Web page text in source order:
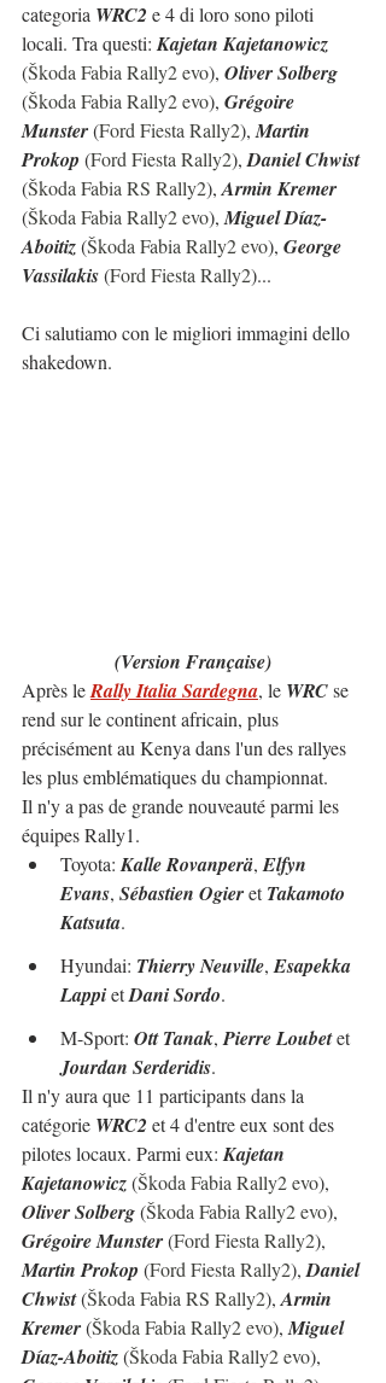
categoria WRC2 e 4 di loro sono piloti
locali. Tra questi: Kajetan Kajetanowicz
(Škoda Fabia Rally2 evo), Oliver Solberg
(Škoda Fabia Rally2 evo), Grégoire
Munster (Ford Fiesta Rally2), Martin
Prokop (Ford Fiesta Rally2), Daniel Chwist
(Škoda Fabia RS Rally2), Armin Kremer
(Škoda Fabia Rally2 evo), Miguel Díaz-
Aboitiz (Škoda Fabia Rally2 evo), George
Vassilakis (Ford Fiesta Rally2)...
Ci salutiamo con le migliori immagini dello
shakedown.
(Version Française)
Après le Rally Italia Sardegna, le WRC se
rend sur le continent africain, plus
précisément au Kenya dans l'un des rallyes
les plus emblématiques du championnat.
Il n'y a pas de grande nouveauté parmi les
équipes Rally1.
Toyota: Kalle Rovanperä, Elfyn
Evans, Sébastien Ogier et Takamoto
Katsuta.
Hyundai: Thierry Neuville, Esapekka
Lappi et Dani Sordo.
M-Sport: Ott Tanak, Pierre Loubet et
Jourdan Serderidis.
Il n'y aura que 11 participants dans la
catégorie WRC2 et 4 d'entre eux sont des
pilotes locaux. Parmi eux: Kajetan
Kajetanowicz (Škoda Fabia Rally2 evo),
Oliver Solberg (Škoda Fabia Rally2 evo),
Grégoire Munster (Ford Fiesta Rally2),
Martin Prokop (Ford Fiesta Rally2), Daniel
Chwist (Škoda Fabia RS Rally2), Armin
Kremer (Škoda Fabia Rally2 evo), Miguel
Díaz-Aboitiz (Škoda Fabia Rally2 evo),